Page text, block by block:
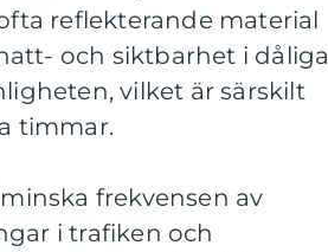
reflekterande material
och siktbarhet i dåliga
vilket är särskilt
timmar.
frekvensen av
i trafiken och